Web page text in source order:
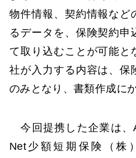
物件情報、契約情報など
るデータを、保険契約申
て取り込むことが可能と
社が入力する内容は、保
のみとなり、書類作成に
今回提携した企業は、
Net少額短期保険（株